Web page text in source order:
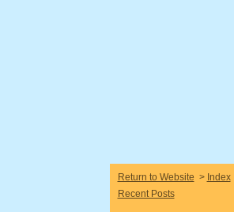
Return to Website > Index
Recent Posts